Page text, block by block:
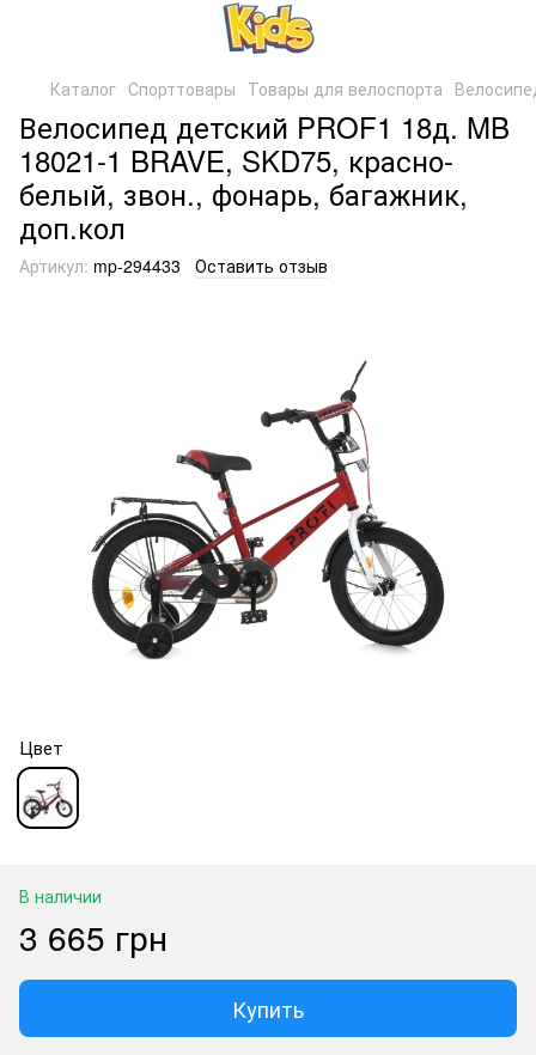
Каталог Спорттовары Товары для велоспорта
Велосипед детский PROF1 18д. MB
18021-1 BRAVE, SKD75, красно-
белый, звон., фонарь, багажник,
доп.кол
Артикул: mp-294433 Оставить отзыв
Цвет
В наличии
3 665 грн
Купить